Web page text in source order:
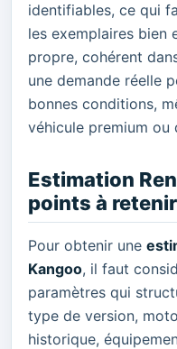
identifiables, ce qui
les exemplaires bien
propre, cohérent
une demande réelle
bonnes conditions,
véhicule premium ou
Estimation
points à
Pour obtenir une
Kangoo, il faut
paramètres qui
type de version,
historique,